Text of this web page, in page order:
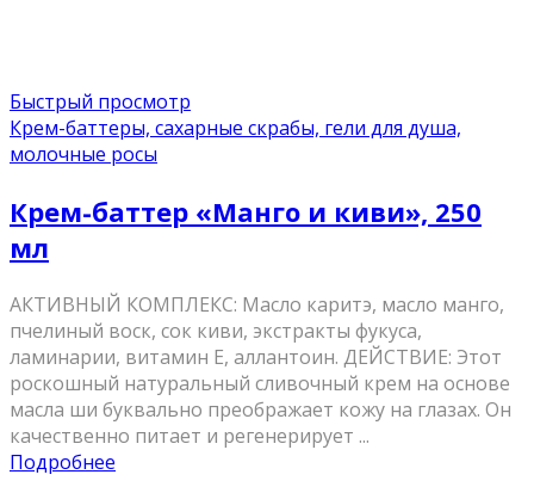
Быстрый просмотр
Крем-баттеры, сахарные скрабы, гели для душа,
молочные росы
Крем-баттер «Манго и киви», 250
мл
АКТИВНЫЙ КОМПЛЕКС: Масло каритэ, масло манго,
пчелиный воск, cок киви, экстракты фукуса,
ламинарии, витамин Е, аллантоин. ДЕЙСТВИЕ: Этот
роскошный натуральный сливочный крем на основе
масла ши буквально преображает кожу на глазах. Он
качественно питает и регенерирует ...
Подробнее